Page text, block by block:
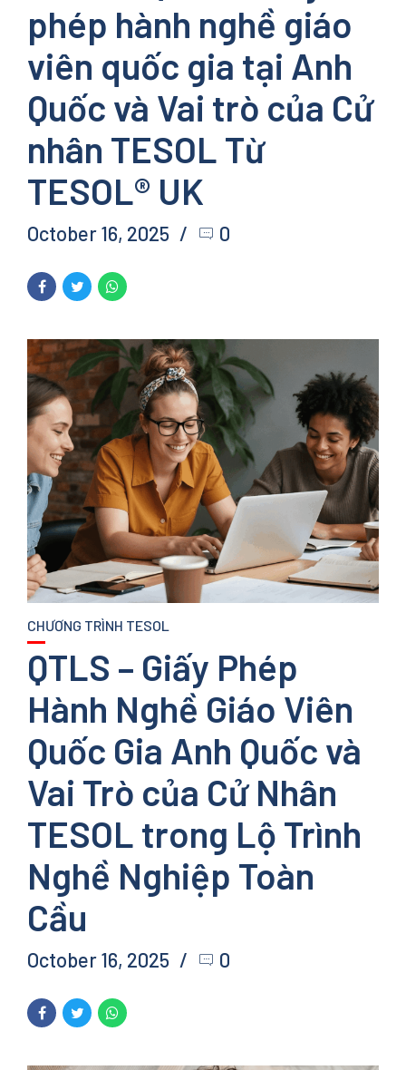
phép hành nghề giáo
viên quốc gia tại Anh
Quốc và Vai trò của Cử
nhân TESOL Từ
TESOL® UK
October 16, 2025 0
CHƯƠNG TRÌNH TESOL
QTLS – Giấy Phép
Hành Nghề Giáo Viên
Quốc Gia Anh Quốc và
Vai Trò của Cử Nhân
TESOL trong Lộ Trình
Nghề Nghiệp Toàn
Cầu
October 16, 2025 0